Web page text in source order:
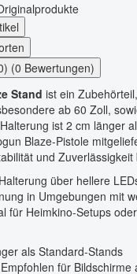
(0 Bewertungen)
Stand ist ein
ab 60 Zoll,
ist 2 cm länger
Blaze-Pistole
und
über hellere
in Umgebungen mit
für Heimkino-Setups
als Standard-Stands
Empfohlen für